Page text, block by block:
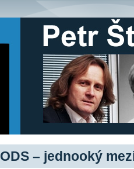
ODS – jednooký